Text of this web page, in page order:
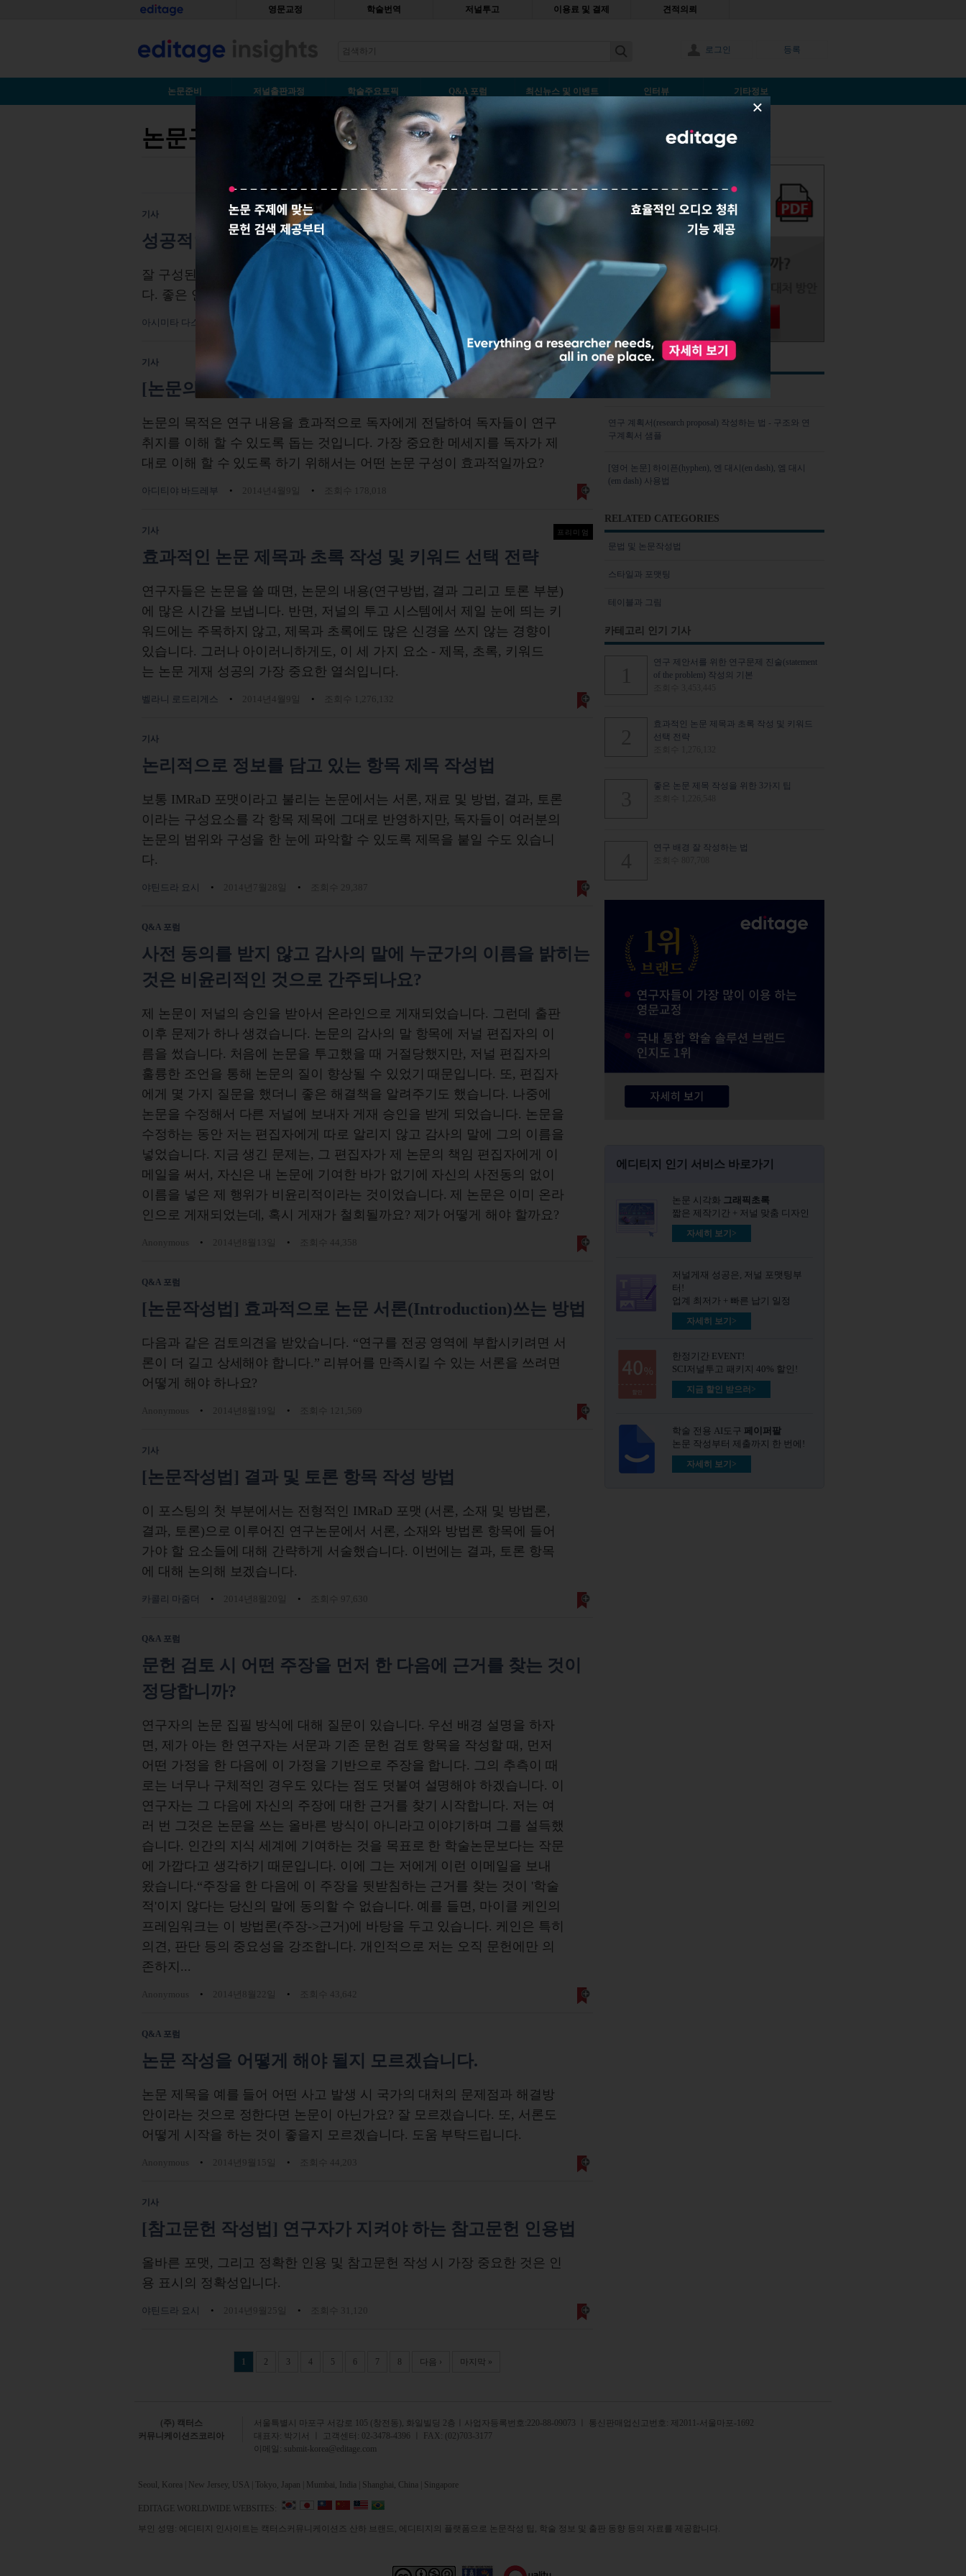
홈 영문교정 학술번역 저널투고 이용료 및 결제 견적의뢰
로그인 등록
논문준비 저널출판과정 학술주요토픽 Q&A 포럼 최신뉴스 및 이벤트 인터뷰 기타정보
You are here
논문구조
최신순
기사
성공적인 논문 출판의 첫 단계, 올바른 연구 주제 찾기!
잘 구성된, 명확히 정의된 연구 질문은 논문 출판 가능성을 높일 수 있습니
다. 좋은 연구 질문을 구성하기 위한 도움말을 읽어보세요.
아시미타 다스 2014년4월9일 조회수 102,166
기사
[논문의 구성] 아이디어를 효과적으로 전달하는 법
논문의 목적은 연구 내용을 효과적으로 독자에게 전달하여 독자들이 연구
취지를 이해 할 수 있도록 돕는 것입니다. 가장 중요한 메세지를 독자가 제
대로 이해 할 수 있도록 하기 위해서는 어떤 논문 구성이 효과적일까요?
아디티야 바드레부 2014년4월9일 조회수 178,018
기사 프리미엄
효과적인 논문 제목과 초록 작성 및 키워드 선택 전략
연구자들은 논문을 쓸 때면, 논문의 내용(연구방법, 결과 그리고 토론 부분)
에 많은 시간을 보냅니다. 반면, 저널의 투고 시스템에서 제일 눈에 띄는 키
워드에는 주목하지 않고, 제목과 초록에도 많은 신경을 쓰지 않는 경향이
있습니다. 그러나 아이러니하게도, 이 세 가지 요소 - 제목, 초록, 키워드
는 논문 게재 성공의 가장 중요한 열쇠입니다.
벨라니 로드리게스 2014년4월9일 조회수 1,276,132
기사
논리적으로 정보를 담고 있는 항목 제목 작성법
보통 IMRaD 포맷이라고 불리는 논문에서는 서론, 재료 및 방법, 결과, 토론
이라는 구성요소를 각 항목 제목에 그대로 반영하지만, 독자들이 여러분의
논문의 범위와 구성을 한 눈에 파악할 수 있도록 제목을 붙일 수도 있습니
다.
야틴드라 요시 2014년7월28일 조회수 29,387
Q&A 포럼
사전 동의를 받지 않고 감사의 말에 누군가의 이름을 밝히는
것은 비윤리적인 것으로 간주되나요?
제 논문이 저널의 승인을 받아서 온라인으로 게재되었습니다. 그런데 출판
이후 문제가 하나 생겼습니다. 논문의 감사의 말 항목에 저널 편집자의 이
름을 썼습니다. 처음에 논문을 투고했을 때 거절당했지만, 저널 편집자의
훌륭한 조언을 통해 논문의 질이 향상될 수 있었기 때문입니다. 또, 편집자
에게 몇 가지 질문을 했더니 좋은 해결책을 알려주기도 했습니다. 나중에
논문을 수정해서 다른 저널에 보내자 게재 승인을 받게 되었습니다. 논문을
수정하는 동안 저는 편집자에게 따로 알리지 않고 감사의 말에 그의 이름을
넣었습니다. 지금 생긴 문제는, 그 편집자가 제 논문의 책임 편집자에게 이
메일을 써서, 자신은 내 논문에 기여한 바가 없기에 자신의 사전동의 없이
이름을 넣은 제 행위가 비윤리적이라는 것이었습니다. 제 논문은 이미 온라
인으로 게재되었는데, 혹시 게재가 철회될까요? 제가 어떻게 해야 할까요?
Anonymous 2014년8월13일 조회수 44,358
Q&A 포럼
[논문작성법] 효과적으로 논문 서론(Introduction)쓰는 방법
다음과 같은 검토의견을 받았습니다. “연구를 전공 영역에 부합시키려면 서
론이 더 길고 상세해야 합니다.” 리뷰어를 만족시킬 수 있는 서론을 쓰려면
어떻게 해야 하나요?
Anonymous 2014년8월19일 조회수 121,569
기사
[논문작성법] 결과 및 토론 항목 작성 방법
이 포스팅의 첫 부분에서는 전형적인 IMRaD 포맷 (서론, 소재 및 방법론,
결과, 토론)으로 이루어진 연구논문에서 서론, 소재와 방법론 항목에 들어
가야 할 요소들에 대해 간략하게 서술했습니다. 이번에는 결과, 토론 항목
에 대해 논의해 보겠습니다.
카콜리 마줌더 2014년8월20일 조회수 97,630
Q&A 포럼
문헌 검토 시 어떤 주장을 먼저 한 다음에 근거를 찾는 것이
정당합니까?
연구자의 논문 집필 방식에 대해 질문이 있습니다. 우선 배경 설명을 하자
면, 제가 아는 한 연구자는 서문과 기존 문헌 검토 항목을 작성할 때, 먼저
어떤 가정을 한 다음에 이 가정을 기반으로 주장을 합니다. 그의 추측이 때
로는 너무나 구체적인 경우도 있다는 점도 덧붙여 설명해야 하겠습니다. 이
연구자는 그 다음에 자신의 주장에 대한 근거를 찾기 시작합니다. 저는 여
러 번 그것은 논문을 쓰는 올바른 방식이 아니라고 이야기하며 그를 설득했
습니다. 인간의 지식 세계에 기여하는 것을 목표로 한 학술논문보다는 작문
에 가깝다고 생각하기 때문입니다. 이에 그는 저에게 이런 이메일을 보내
왔습니다.“주장을 한 다음에 이 주장을 뒷받침하는 근거를 찾는 것이 '학술
적'이지 않다는 당신의 말에 동의할 수 없습니다. 예를 들면, 마이클 케인의
프레임워크는 이 방법론(주장->근거)에 바탕을 두고 있습니다. 케인은 특히
의견, 판단 등의 중요성을 강조합니다. 개인적으로 저는 오직 문헌에만 의
존하지...
Anonymous 2014년8월22일 조회수 43,642
Q&A 포럼
논문 작성을 어떻게 해야 될지 모르겠습니다.
논문 제목을 예를 들어 어떤 사고 발생 시 국가의 대처의 문제점과 해결방
안이라는 것으로 정한다면 논문이 아닌가요? 잘 모르겠습니다. 또, 서론도
어떻게 시작을 하는 것이 좋을지 모르겠습니다. 도움 부탁드립니다.
Anonymous 2014년9월15일 조회수 44,203
기사
[참고문헌 작성법] 연구자가 지켜야 하는 참고문헌 인용법
올바른 포맷, 그리고 정확한 인용 및 참고문헌 작성 시 가장 중요한 것은 인
용 표시의 정확성입니다.
야틴드라 요시 2014년9월25일 조회수 31,120
1 2 3 4 5 6 7 8 다음 › 마지막 »
MOST READ
효과적인 구글 학술 검색 활용법 8가지
연구 계획서(research proposal) 작성하는 법 - 구조와 연
구계획서 샘플
[영어 논문] 하이픈(hyphen), 엔 대시(en dash), 엠 대시
(em dash) 사용법
RELATED CATEGORIES
문법 및 논문작성법
스타일과 포맷팅
테이블과 그림
카테고리 인기 기사
연구 제안서를 위한 연구문제 진술(statement
of the problem) 작성의 기본
효과적인 논문 제목과 초록 작성 및 키워드
선택 전략
좋은 논문 제목 작성을 위한 3가지 팁
연구 배경 잘 작성하는 법
에디티지 인기 서비스 바로가기
논문 시각화 그래픽초록​
짧은 제작기간 + 저널 맞춤 디자인
자세히 보기>
저널게재 성공은, 저널 포맷팅부
터!
업계 최저가 + 빠른 납기 일정
자세히 보기>
한정기간 EVENT!
SCI저널투고 패키지 40% 할인!
지금 할인 받으러>
학술 전용 AI도구 페이퍼팔
논문 작성부터 제출까지 한 번에!
자세히 보기>
(주) 캑터스
커뮤니케이션즈코리아
서 울특별시 마포구 서강로 105 (창전동), 화일빌딩 2 층
ㅣ사업자등록번호:220-88-09073 ㅣ 통신판매업신고번호: 제2011-서울마포-1692
대표자: 박기서 ㅣ 고객센터:
02-3478-4396 ㅣ FAX: (02)703-3177
이메일: submit-korea@editage.com
Seoul, Korea | New Jersey, USA | Tokyo, Japan | Mumbai, India | Shanghai, China | Singapore
EDITAGE WORLDWIDE WEBSITES:
부인 성명: 에디티지 인사이트는 캑터스커뮤니케이션즈 산하 브랜드, 에디티지의 플랫폼으로 논문작성 팁, 학술 정보 및 출판 동향 등의 자료를 제공합니다.
×